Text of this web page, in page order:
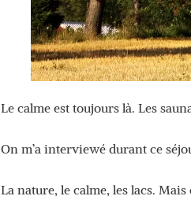
Le calme est toujours là. Les
On m’a interviewé durant ce
La nature, le calme, les lacs.